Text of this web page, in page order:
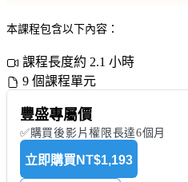
本課程包含以下內容：
課程長度約 2.1 小時
9 個課程單元
豐盛專屬價
✅購買後影片權限長達6個月
立即購買 NT$1,193